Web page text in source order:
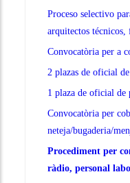
Proceso selectivo
arquitectos
Convocatòria per a
2 plazas de oficial
1 plaza de oficial de
Convocatòria per
neteja/bugaderia/
Procediment per
ràdio, personal